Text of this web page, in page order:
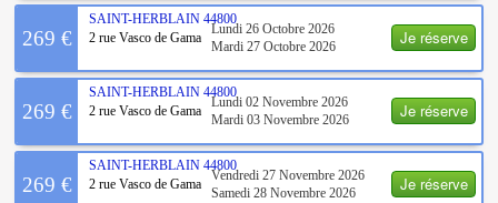
Je réserve
269 €
SAINT-HERBLAIN 44800
2 rue Vasco de Gama
Lundi 26 Octobre 2026
Mardi 27 Octobre 2026
Je réserve
269 €
SAINT-HERBLAIN 44800
2 rue Vasco de Gama
Lundi 02 Novembre 2026
Mardi 03 Novembre 2026
Je réserve
269 €
SAINT-HERBLAIN 44800
2 rue Vasco de Gama
Vendredi 27 Novembre 2026
Samedi 28 Novembre 2026